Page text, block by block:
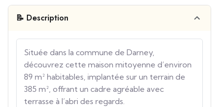
📝 Description
Située dans la commune de Darney,
découvrez cette maison mitoyenne d’environ
89 m² habitables, implantée sur un terrain de
385 m², offrant un cadre agréable avec
terrasse à l’abri des regards.